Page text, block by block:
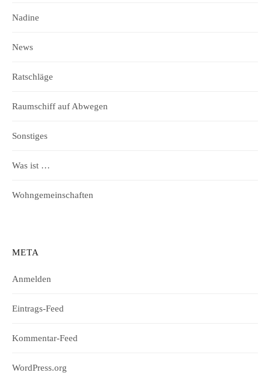
Nadine
News
Ratschläge
Raumschiff auf Abwegen
Sonstiges
Was ist …
Wohngemeinschaften
META
Anmelden
Eintrags-Feed
Kommentar-Feed
WordPress.org